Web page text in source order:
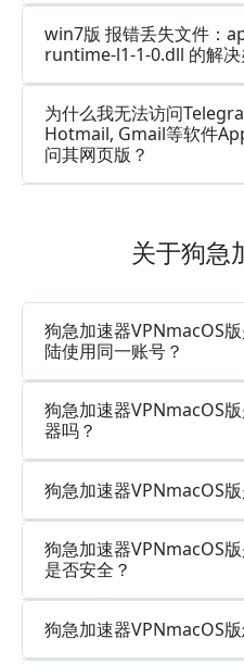
win7版 报错丢失文件：
runtime-l1-1-0.dll 的解
为什么我无法访问
Hotmail, Gmail等软件
问其网页版？
关于狗急
狗急加速器VPNmacOS
陆使用同一账号？
狗急加速器VPNmacOS
器吗？
狗急加速器VPNmacOS
狗急加速器VPNmacOS
是否安全？
狗急加速器VPNmacOS